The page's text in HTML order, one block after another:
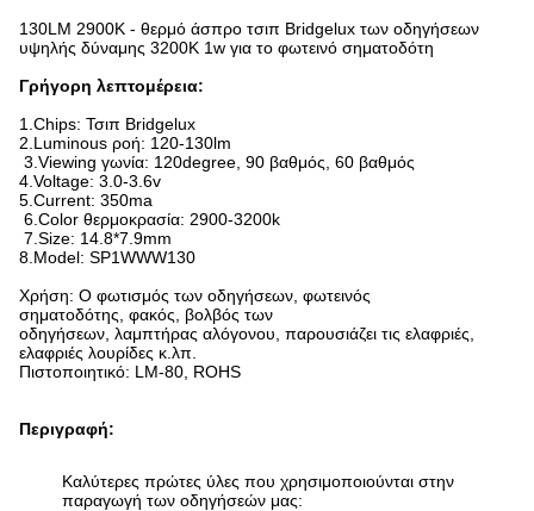
130LM 2900K - θερμό άσπρο τσιπ Bridgelux των οδηγήσεων
υψηλής δύναμης 3200K 1w για το φωτεινό σηματοδότη
Γρήγορη λεπτομέρεια:
1.Chips: Τσιπ Bridgelux
2.Luminous ροή: 120-130lm
3.Viewing γωνία: 120degree, 90 βαθμός, 60 βαθμός
4.Voltage: 3.0-3.6v
5.Current: 350ma
6.Color θερμοκρασία: 2900-3200k
7.Size: 14.8*7.9mm
8.Model: SP1WWW130
Χρήση: Ο φωτισμός των οδηγήσεων, φωτεινός
σηματοδότης, φακός, βολβός των
οδηγήσεων, λαμπτήρας αλόγονου, παρουσιάζει τις ελαφριές,
ελαφριές λουρίδες κ.λπ.
Πιστοποιητικό: LM-80, ROHS
Περιγραφή:
Καλύτερες πρώτες ύλες που χρησιμοποιούνται στην
παραγωγή των οδηγήσεών μας: